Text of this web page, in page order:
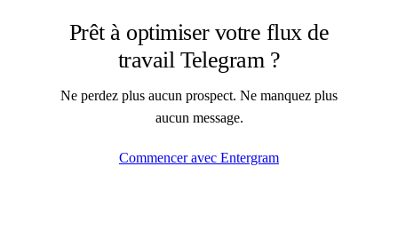
Prêt à optimiser votre flux de
travail Telegram ?
Ne perdez plus aucun prospect. Ne manquez plus
aucun message.
Commencer avec Entergram